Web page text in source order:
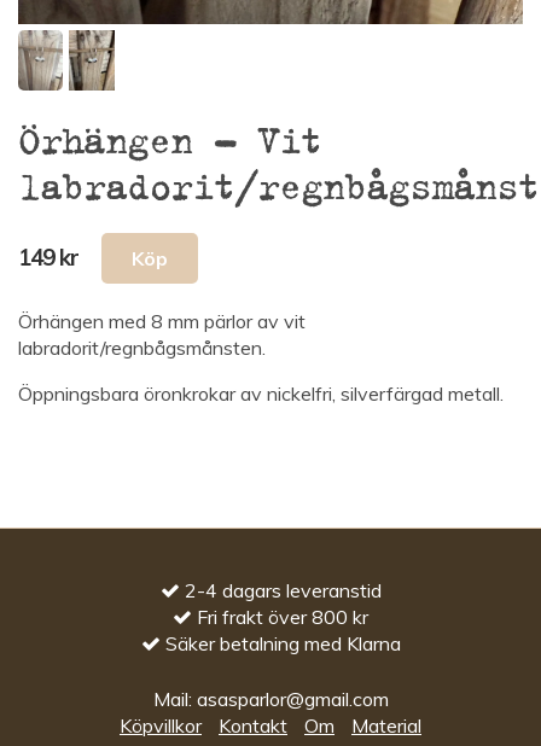
Örhängen – Vit
labradorit/
149 kr
Örhängen med 8 mm pärlor av vit
labradorit/regnbågsmånsten.
Öppningsbara öronkrokar av nickelfri, silverfärgad metall.
2-4 dagars leveranstid
Fri frakt över 800 kr
Säker betalning med Klarna
Mail: asasparlor@gmail.com
Köpvillkor
Kontakt Om Material